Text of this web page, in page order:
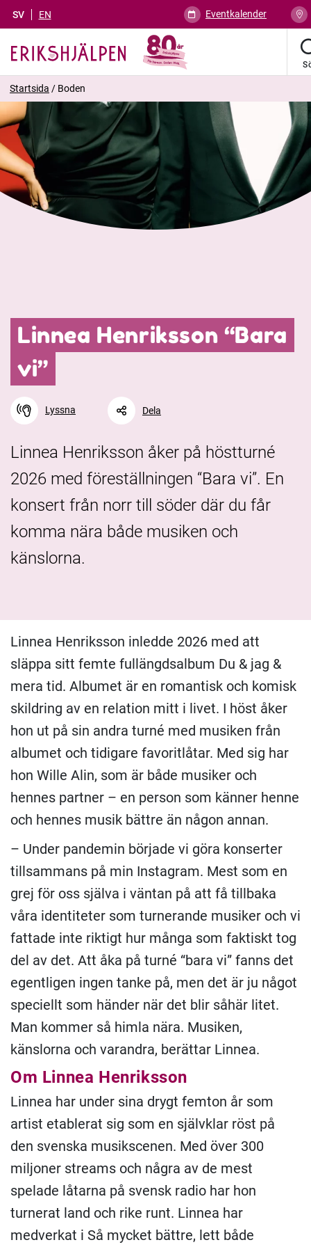
SV EN Eventkalender
Startsida / Boden
Linnea Henriksson “Bara
vi”
Lyssna Dela
Facebook Linkedin Twitter URL-länk
Linnea Henriksson åker på höstturné
2026 med föreställningen “Bara vi”. En
konsert från norr till söder där du får
komma nära både musiken och
känslorna.
Linnea Henriksson inledde 2026 med att
släppa sitt femte fullängdsalbum Du & jag &
mera tid. Albumet är en romantisk och komisk
skildring av en relation mitt i livet. I höst åker
hon ut på sin andra turné med musiken från
albumet och tidigare favoritlåtar. Med sig har
hon Wille Alin, som är både musiker och
hennes partner – en person som känner henne
och hennes musik bättre än någon annan.
– Under pandemin började vi göra konserter
tillsammans på min Instagram. Mest som en
grej för oss själva i väntan på att få tillbaka
våra identiteter som turnerande musiker och vi
fattade inte riktigt hur många som faktiskt tog
del av det. Att åka på turné “bara vi” fanns det
egentligen ingen tanke på, men det är ju något
speciellt som händer när det blir såhär litet.
Man kommer så himla nära. Musiken,
känslorna och varandra, berättar Linnea.
Om Linnea Henriksson
Linnea har under sina drygt femton år som
artist etablerat sig som en självklar röst på
den svenska musikscenen. Med över 300
miljoner streams och några av de mest
spelade låtarna på svensk radio har hon
turnerat land och rike runt. Linnea har
medverkat i Så mycket bättre, lett både